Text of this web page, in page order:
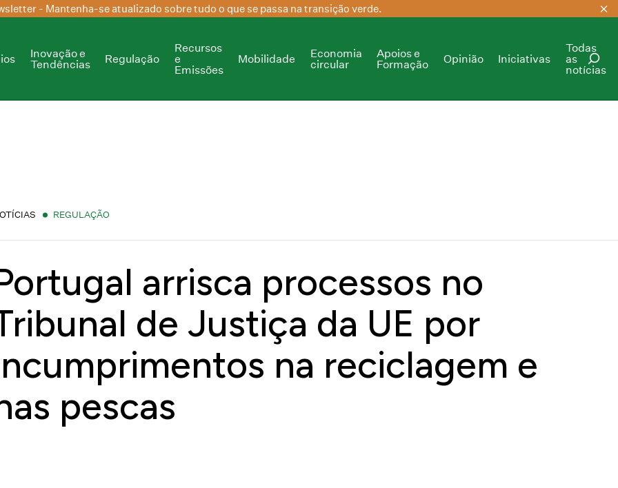
- Mantenha-se atualizado sobre tudo o que se passa na transição verde.
Inovação e
Tendências
Regulação
Recursos
e
Emissões
Mobilidade
Economia
circular
Apoios e
Formação
Opinião Iniciativas
Todas
as
notícias
REGULAÇÃO
arrisca processos no
de Justiça da UE por
na reciclagem e
pescas